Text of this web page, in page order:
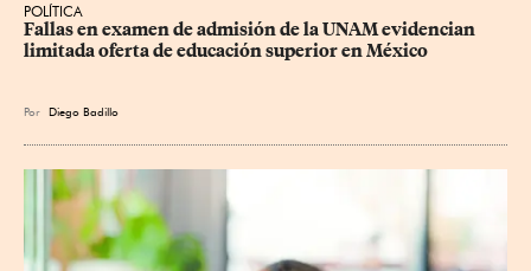
POLÍTICA
Fallas en examen de admisión de la UNAM evidencian
limitada oferta de educación superior en México
Por Diego Badillo